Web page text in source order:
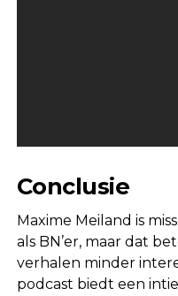
Conclusie
Maxime Meiland is
als BN’er, maar dat
verhalen minder
podcast biedt een